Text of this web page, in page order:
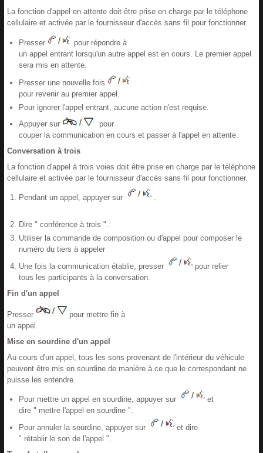
La fonction d'appel en attente doit être prise en charge par le téléphone
cellulaire et activée par le fournisseur d'accès sans fil pour fonctionner.
Presser
pour répondre à
un appel entrant lorsqu'un autre appel est en cours. Le premier appel
sera mis en attente.
Presser une nouvelle fois
pour revenir au premier appel.
Pour ignorer l'appel entrant, aucune action n'est requise.
Appuyer sur
pour
couper la communication en cours et passer à l'appel en attente.
Conversation à trois
La fonction d'appel à trois voies doit être prise en charge par le téléphone
cellulaire et activée par le fournisseur d'accès sans fil pour fonctionner.
Pendant un appel, appuyer sur .
Dire " conférence à trois ".
Utiliser la commande de composition ou d'appel pour composer le
numéro du tiers à appeler
Une fois la communication établie, presser
pour relier
tous les participants à la conversation.
Fin d'un appel
Presser
pour mettre fin à
un appel.
Mise en sourdine d'un appel
Au cours d'un appel, tous les sons provenant de l'intérieur du véhicule
peuvent être mis en sourdine de manière à ce que le correspondant ne
puisse les entendre.
Pour mettre un appel en sourdine, appuyer sur
et
dire " mettre l'appel en sourdine ".
Pour annuler la sourdine, appuyer sur
et dire
" rétablir le son de l'appel ".